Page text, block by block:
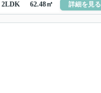
2LDK 62.48㎡ 詳細を見る